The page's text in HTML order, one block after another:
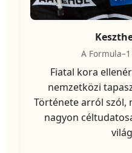
A
Fiatal kora
nemzetközi
Története arról szól,
nagyon